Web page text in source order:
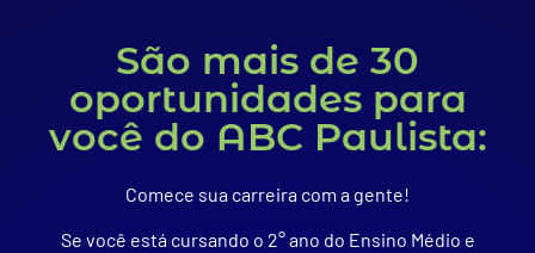
São mais de 30
oportunidades para
você do ABC Paulista:
Comece sua carreira com a gente!
Se você está cursando o 2° ano do Ensino Médio e